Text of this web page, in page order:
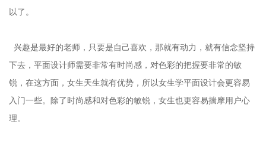
以了。
兴趣是最好的老师，只要是自己喜欢，那就有动力，就有信念坚持
下去，平面设计师需要非常有时尚感，对色彩的把握要非常的敏
锐，在这方面，女生天生就有优势，所以女生学平面设计会更容易
入门一些。除了时尚感和对色彩的敏锐，女生也更容易揣摩用户心
理。